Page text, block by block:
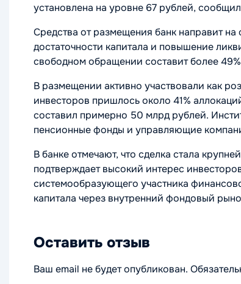
установлена на уровне 67 рублей,
Средства от размещения банк направит
достаточности капитала и повышение
свободном обращении составит более
В размещении активно участвовали как
инвесторов пришлось около 41%
составил примерно 50 млрд рублей.
пенсионные фонды и управляющие
В банке отмечают, что сделка стала
подтверждает высокий интерес
системообразующего участника
капитала через внутренний фондовый
Оставить отзыв
Ваш email не будет опубликован.